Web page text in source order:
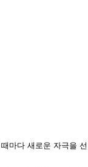
마다 새로운 자극을 선